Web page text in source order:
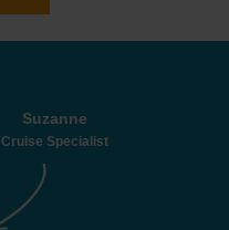
Suzanne
Cruise Specialist